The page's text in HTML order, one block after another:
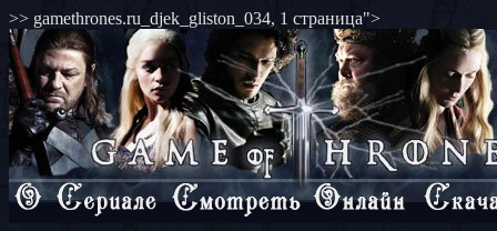
>> gamethrones.ru_djek_gliston_034, 1 страница">